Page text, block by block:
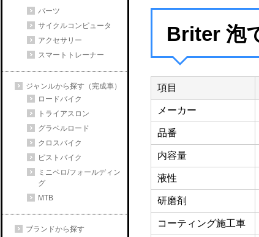
パーツ
サイクルコンピュータ
アクセサリー
スマートトレーナー
ジャンルから探す（完成車）
ロードバイク
トライアスロン
グラベルロード
クロスバイク
ピストバイク
ミニベロ/フォールディン
グ
MTB
ブランドから探す
Briter 泡
項目
メーカー
品番
内容量
液性
研磨剤
コーティング施工車